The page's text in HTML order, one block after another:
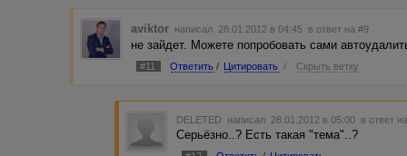
aviktor написал 28.01.2012 в 04:45 в ответ на #9
не зайдет. Можете попробовать сами
#11 Ответить / Цитировать / Скрыть ветку
DELETED написал 28.01.2012 в 05:00 в ответ
Серьёзно..? Есть такая "тема"..?